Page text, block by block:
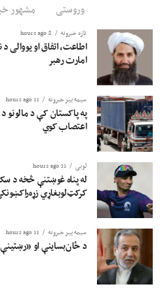
وروستی مشهور
تازه خبرونه 8 hours ago
اطاعت، اتفاق او یووالی
امارت رهبر
سیمه ییز خبرونه 11 hours ago
په پاکستان کې د مالونو
اعتصاب کوي
لوبی 11 hours ago
له پناه غوښتنې څخه د
کرکټ‌لوبغاړي
سیمه ییز خبرونه 11 hours ago
د ځان‌بساینې او